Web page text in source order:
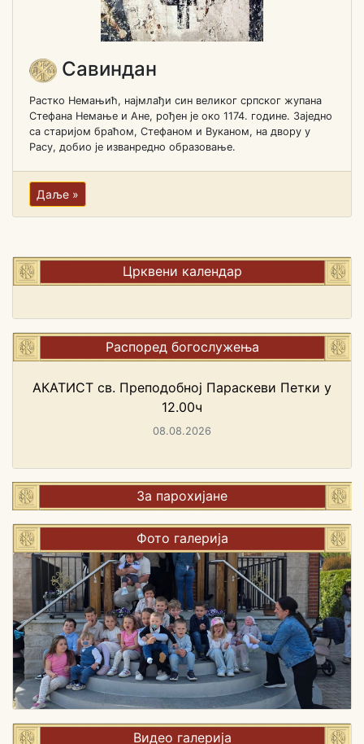
Савиндан
Растко Немањић, најмлађи син великог српског жупана
Стефана Немање и Ане, рођен је око 1174. године. Заједно
са старијом браћом, Стефаном и Вуканом, на двору у
Расу, добио је изванредно образовање.
Даље »
Црквени календар
Распоред богослужења
АКАТИСТ св. Преподобној Параскеви Петки у
12.00ч
08.08.2026
За парохијане
Фото галерија
Видео галерија